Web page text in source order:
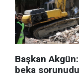
Başkan
beka